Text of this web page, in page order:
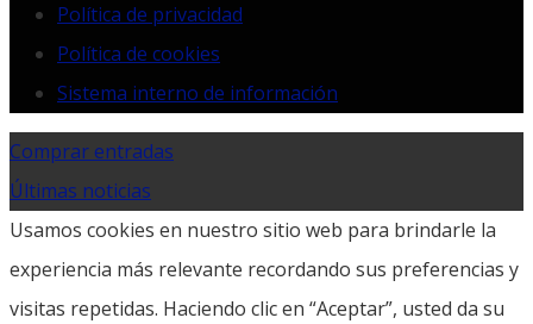
Política de privacidad
Política de cookies
Sistema interno de información
Comprar entradas
Últimas noticias
Usamos cookies en nuestro sitio web para brindarle la
experiencia más relevante recordando sus preferencias y
visitas repetidas. Haciendo clic en “Aceptar”, usted da su